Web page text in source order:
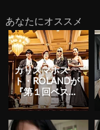
あなたにオススメ
カリスマホス
ト・ROLANDが
『第１回ベスト
フォーマルウェ
アアワード 』洋
装部門...